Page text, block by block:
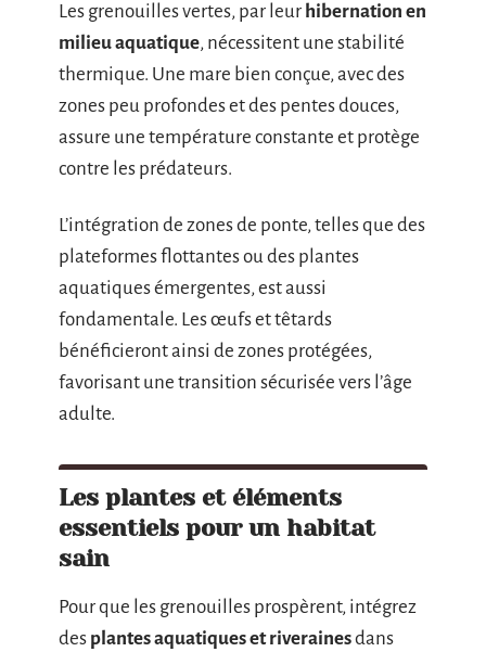
Les grenouilles vertes, par leur hibernation en
milieu aquatique, nécessitent une stabilité
thermique. Une mare bien conçue, avec des
zones peu profondes et des pentes douces,
assure une température constante et protège
contre les prédateurs.
L’intégration de zones de ponte, telles que des
plateformes flottantes ou des plantes
aquatiques émergentes, est aussi
fondamentale. Les œufs et têtards
bénéficieront ainsi de zones protégées,
favorisant une transition sécurisée vers l’âge
adulte.
Les plantes et éléments
essentiels pour un habitat
sain
Pour que les grenouilles prospèrent, intégrez
des plantes aquatiques et riverainesdans